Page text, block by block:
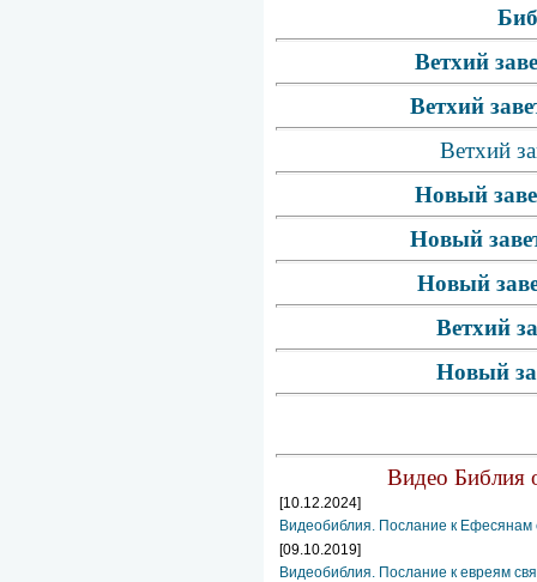
Ветхий
Ветхий
Ветхий
Новый
Новый
Новый
Ветхий
Новый
Видео Библия
[10.12.2024]
Видеобиблия. Послание к Ефесянам
[09.10.2019]
Видеобиблия. Послание к евреям